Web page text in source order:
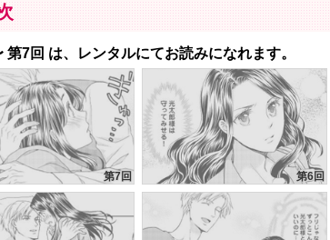
第7回 は、レンタルにてお読みになれます。
第7回 第6回